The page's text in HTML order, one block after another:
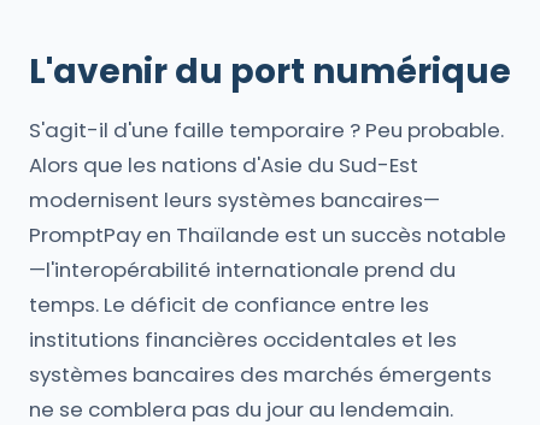
L'avenir du port numérique
S'agit-il d'une faille temporaire ? Peu probable.
Alors que les nations d'Asie du Sud-Est
modernisent leurs systèmes bancaires—
PromptPay en Thaïlande est un succès notable
—l'interopérabilité internationale prend du
temps. Le déficit de confiance entre les
institutions financières occidentales et les
systèmes bancaires des marchés émergents
ne se comblera pas du jour au lendemain.